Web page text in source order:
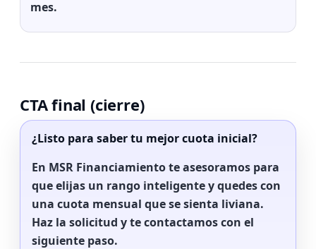
mes.
CTA final (cierre)
¿Listo para saber tu mejor cuota inicial?
En MSR Financiamiento te asesoramos para
que elijas un rango inteligente y quedes con
una cuota mensual que se sienta liviana.
Haz la solicitud y te contactamos con el
siguiente paso.